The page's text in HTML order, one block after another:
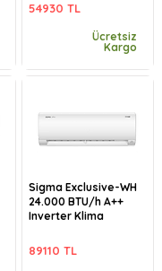
54930 TL
Ücretsiz
Kargo
Sigma Exclusive-WH
24.000 BTU/h A++
Inverter Klima
89110 TL